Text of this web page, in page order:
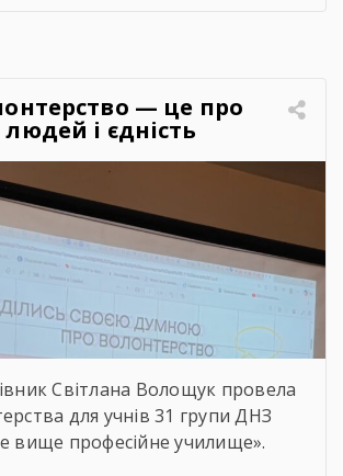
осмислити сучасні
розвитку аграрної
[…]
— це про
людей і єдність
Світлана Волощук провела
для учнів 31 групи ДНЗ
вище професійне училище».